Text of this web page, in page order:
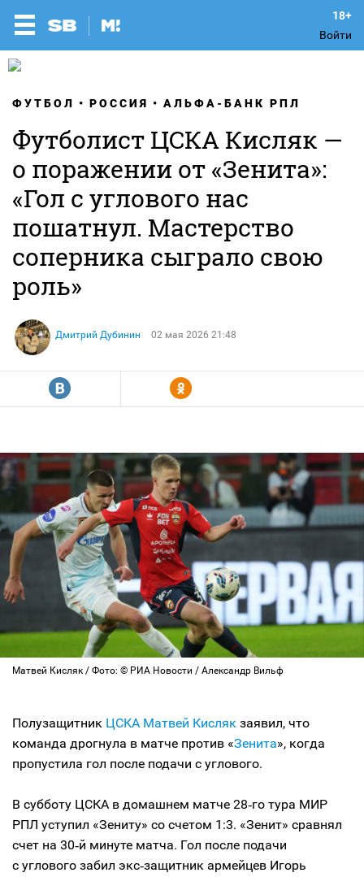
Войти
ФУТБОЛ РОССИЯ АЛЬФА-БАНК РПЛ
Футболист ЦСКА Кисляк —
о поражении от «Зенита»:
«Гол с углового нас
пошатнул. Мастерство
соперника сыграло свою
роль»
Дмитрий Дубинин 02 мая 2026 21:48
R Y
Матвей Кисляк / Фото: © РИА Новости / Александр Вильф
Полузащитник ЦСКА Матвей Кисляк заявил, что
команда дрогнула в матче против «Зенита», когда
пропустила гол после подачи с углового.
В субботу ЦСКА в домашнем матче 28‑го тура МИР
РПЛ уступил «Зениту» со счетом 1:3. «Зенит» сравнял
счет на 30‑й минуте матча. Гол после подачи
с углового забил экс‑защитник армейцев Игорь